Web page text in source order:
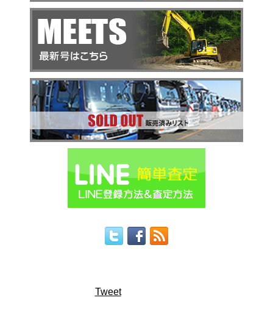
Tweet